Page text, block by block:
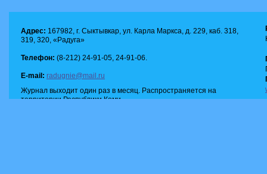
Адрес: 167982, г. Сыктывкар, ул. Карла Маркса, д. 229, каб. 318,
319, 320, «Радуга»
Телефон: (8-212) 24-91-05, 24-91-06.
E-mail: radugnie@mail.ru
Журнал выходит один раз в месяц. Распространяется на
территории Республики Коми.